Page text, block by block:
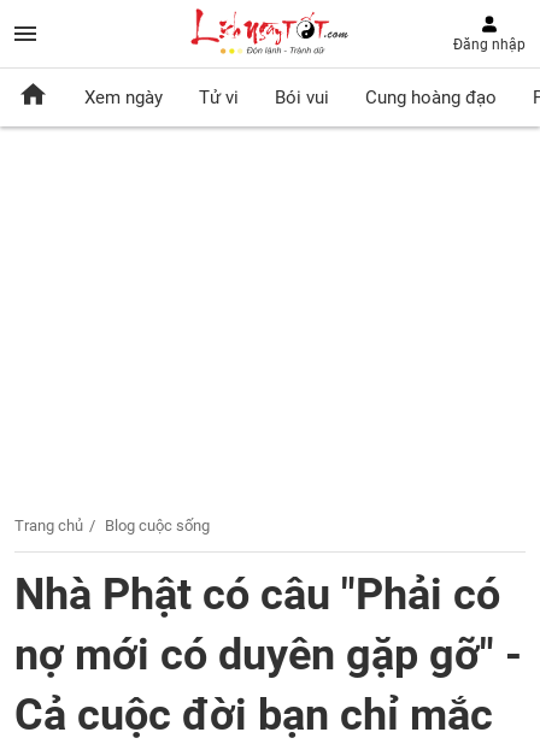
Đăng nhập
Xem ngày Tử vi Bói vui Cung hoàng đạo
Trang chủ Blog cuộc sống
Nhà Phật có câu "Phải có
nợ mới có duyên gặp gỡ" -
Cả cuộc đời bạn chỉ mắc